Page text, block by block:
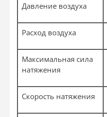
Давление воздуха
Расход воздуха
Максимальная сила
натяжения
Скорость натяжения